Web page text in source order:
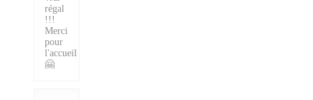
régal
!!!
Merci
pour
l'accueil
🤗